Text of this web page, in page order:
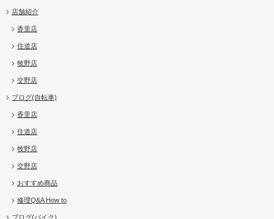
店舗紹介
香里店
住道店
牧野店
交野店
ブログ(自転車)
香里店
住道店
牧野店
交野店
おすすめ商品
修理Q&A How to
ブログ(バイク)